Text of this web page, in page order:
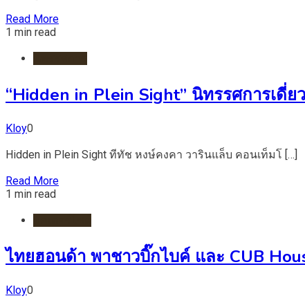
Read More
1 min read
“Hidden in Plein Sight” นิทรรศการเดี่
Kloy0
Hidden in Plein Sight ทีทัช หงษ์คงคา วารินแล็บ คอนเท็มโ […]
Read More
1 min read
ไทยฮอนด้า พาชาวบิ๊กไบค์ และ CUB
Kloy0